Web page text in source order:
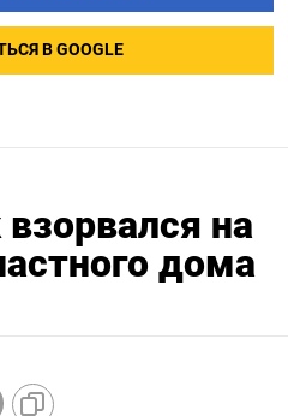
В GOOGLE
на
дома